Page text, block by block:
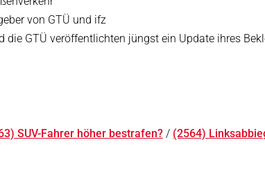
von GTÜ und ifz
GTÜ veröffentlichten jüngst ein Update ihres
SUV-Fahrer höher bestrafen? / (2564)